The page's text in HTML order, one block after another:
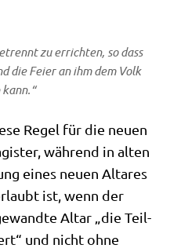
zu errich­ten, so dass
die Fei­er an ihm dem Volk
Regel für die neu­en
wäh­rend in alten
eines neu­en Alta­res
ist, wenn der
Altar „die Teil­
und nicht ohne